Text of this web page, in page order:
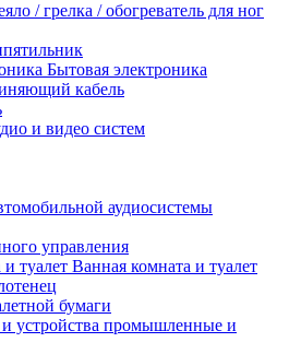
/ грелка / обогреватель для ног
Бытовая электроника
кабель
и видео систем
аудиосистемы
управления
Ванная комната и туалет
бумаги